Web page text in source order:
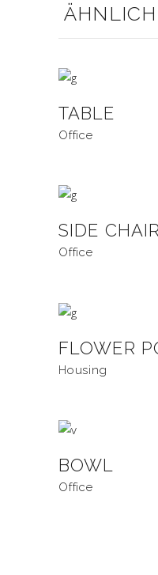
TABLE
Office
SIDE CHAIR
Office
FLOWER
Housing
BOWL
Office